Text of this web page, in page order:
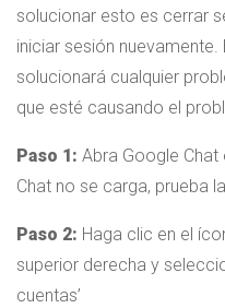
solucionar esto es cerrar
iniciar sesión
solucionará cualquier
que esté causando el
Paso 1: Abra Google Chat
Chat no se carga, prueba
Paso 2: Haga clic en el
superior derecha y
cuentas’